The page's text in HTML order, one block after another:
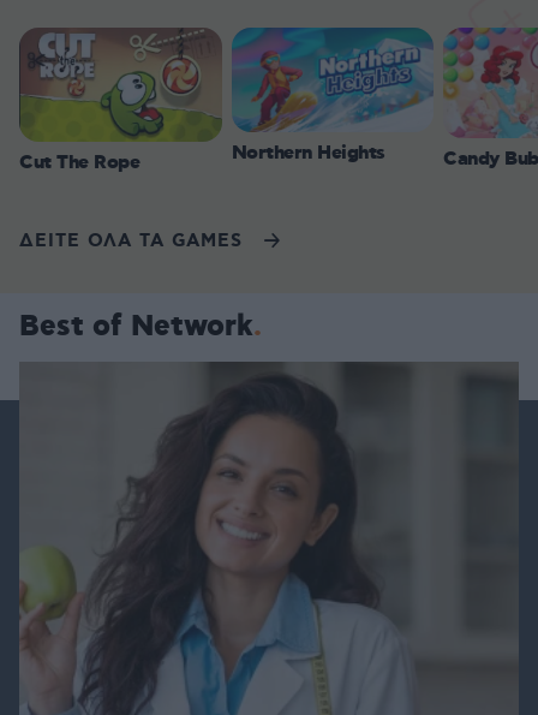
Cut The Rope Northern Heights Candy
ΔΕΙΤΕ ΟΛΑ ΤΑ GAMES
Best of Network